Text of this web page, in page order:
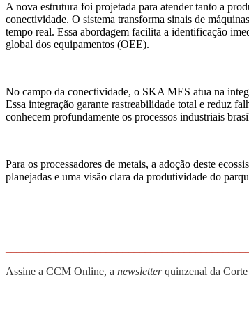
A nova estrutura foi projetada para atender tanto a
conectividade. O sistema transforma sinais de
tempo real. Essa abordagem facilita a identificação
global dos equipamentos (OEE).
No campo da conectividade, o SKA MES atua na
Essa integração garante rastreabilidade total e reduz
conhecem profundamente os processos industriais
Para os processadores de metais, a adoção deste
planejadas e uma visão clara da produtividade do
Assine a CCM Online, a newsletterquinzenal da Corte